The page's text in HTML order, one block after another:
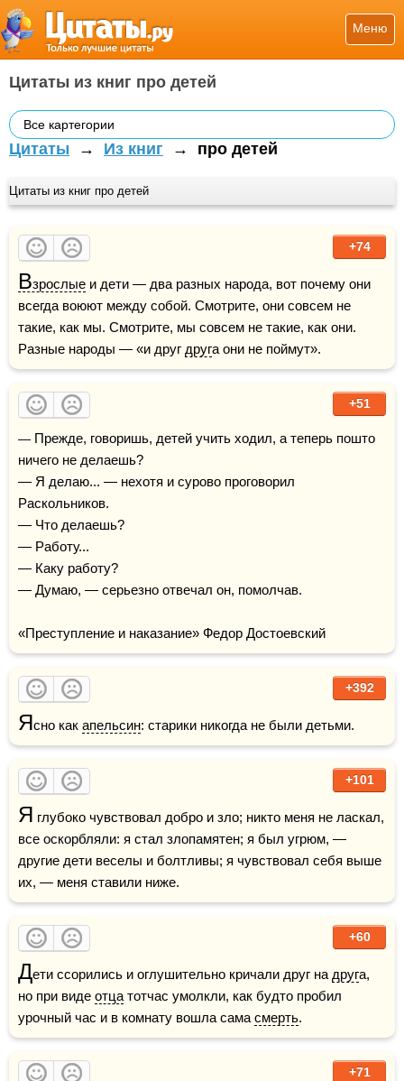
Меню
Цитаты из книг про детей
Все картегории
Цитаты → Из книг → про детей
Цитаты из книг про детей
+74
Взрослые и дети — два разных народа, вот почему они
всегда воюют между собой. Смотрите, они совсем не
такие, как мы. Смотрите, мы совсем не такие, как они.
Разные народы — «и друг друга они не поймут».
+51
— Прежде, говоришь, детей учить ходил, а теперь пошто
ничего не делаешь?
— Я делаю... — нехотя и сурово проговорил
Раскольников.
— Что делаешь?
— Работу...
— Каку работу?
— Думаю, — серьезно отвечал он, помолчав.
«Преступление и наказание» Федор Достоевский
+392
Ясно как апельсин: старики никогда не были детьми.
+101
Я глубоко чувствовал добро и зло; никто меня не ласкал,
все оскорбляли: я стал злопамятен; я был угрюм, —
другие дети веселы и болтливы; я чувствовал себя выше
их, — меня ставили ниже.
+60
Дети ссорились и оглушительно кричали друг на друга,
но при виде отца тотчас умолкли, как будто пробил
урочный час и в комнату вошла сама смерть.
+71